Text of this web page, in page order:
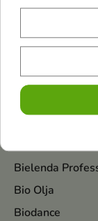
BE BIO Ewa
Beauty van
Witte Parel
Bielenda
Bio Olja
Biodance